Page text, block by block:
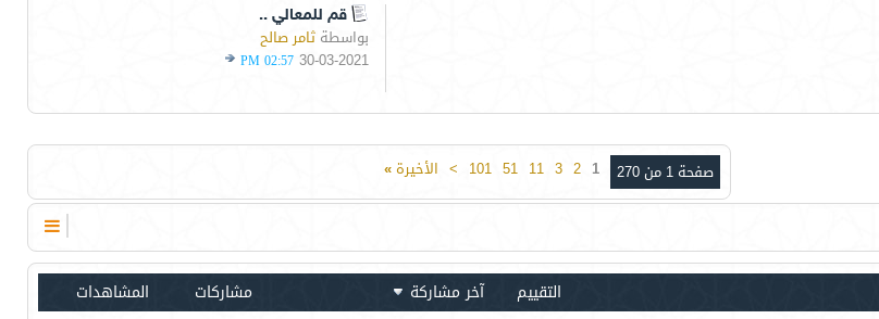
قم للمعالي ..
بواسطةثامر صالح
30-03-2021
02:57 PM
صفحة 1 من 270 1
2
3
11
51
101
> الأخيرة»
التقييم آخر مشاركة مشاركات المشاهدات